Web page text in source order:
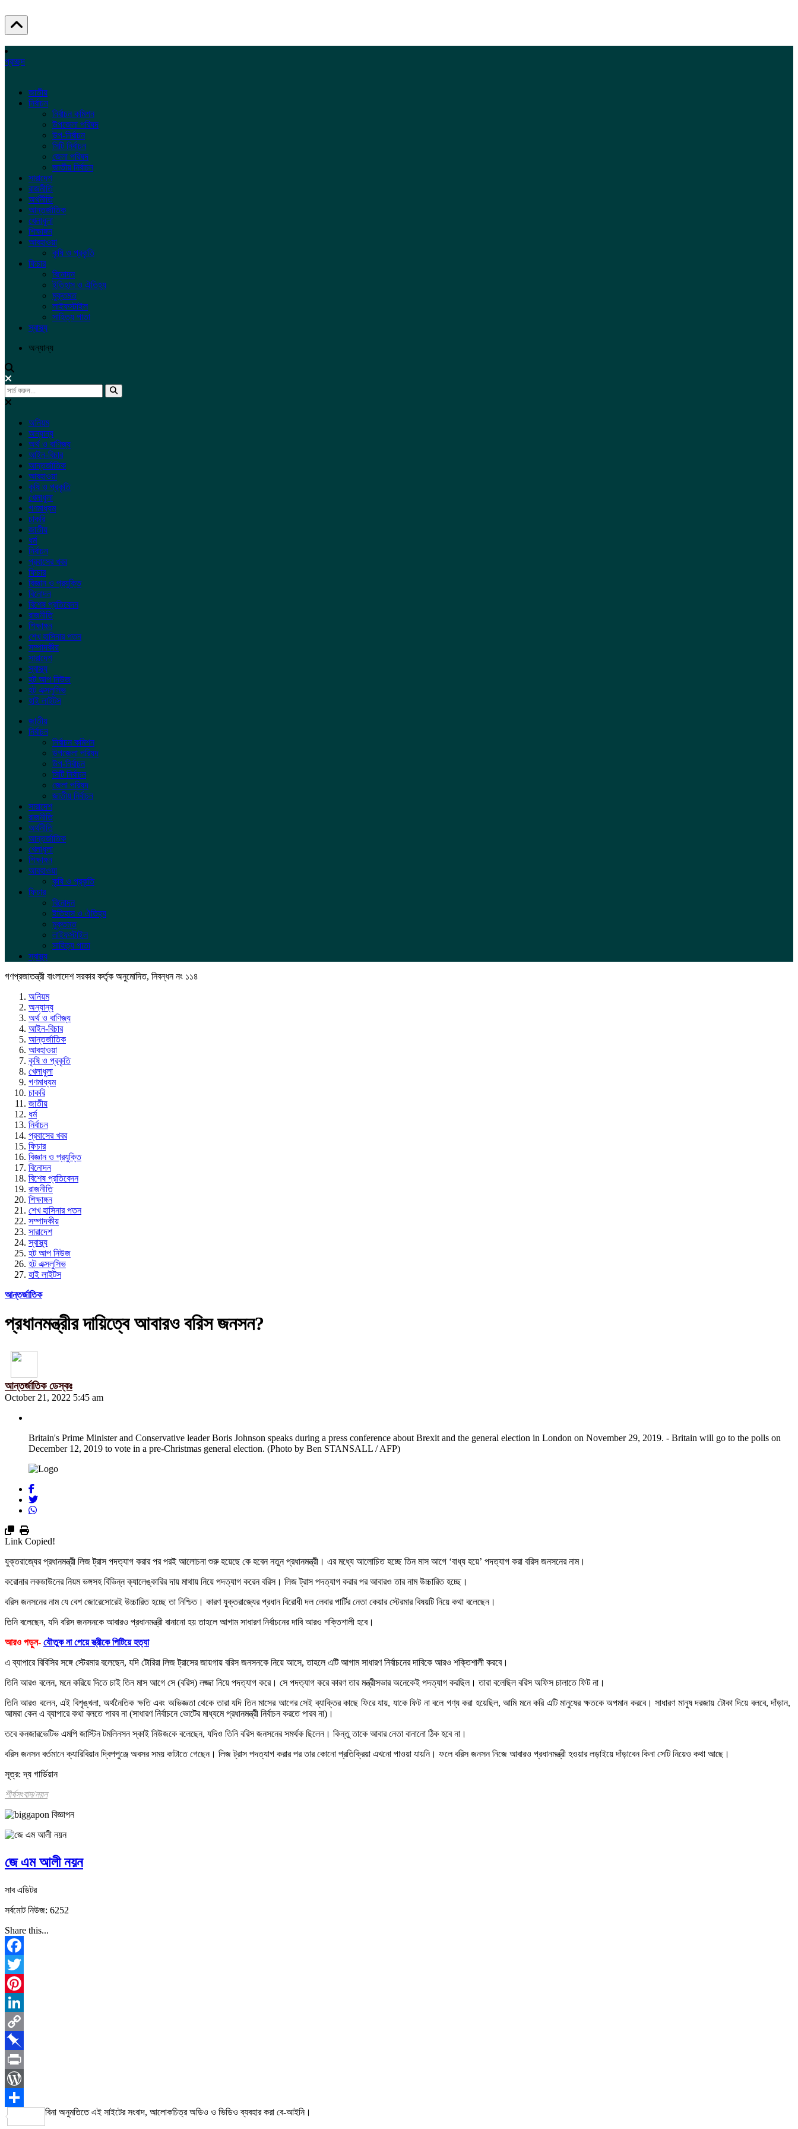
প্রচ্ছদ
জাতীয়
নির্বাচন
নির্বাচন কমিশন
উপজেলা পরিষদ
উপ-নির্বাচন
সিটি নির্বাচন
জেলা পরিষদ
জাতীয় নির্বাচন
সারাদেশ
রাজনীতি
অর্থনীতি
আন্তর্জাতিক
খেলাধুলা
শিক্ষাঙ্গন
আবহাওয়া
কৃষি ও প্রকৃতি
ফিচার
বিনোদন
ইতিহাস ও ঐতিহ্য
মুক্তমত
লাইফস্টাইল
সাহিত্য পাতা
স্বাস্থ্য
অন্যান্য
অনিয়ম
অন্যান্য
অর্থ ও বাণিজ্য
আইন-বিচার
আন্তর্জাতিক
আবহাওয়া
কৃষি ও প্রকৃতি
খেলাধুলা
গণমাধ্যম
চাকরি
জাতীয়
ধর্ম
নির্বাচন
প্রবাসের খবর
ফিচার
বিজ্ঞান ও প্রযুক্তি
বিনোদন
বিশেষ প্রতিবেদন
রাজনীতি
শিক্ষাঙ্গন
শেখ হাসিনার পতন
সম্পাদকীয়
সারাদেশ
স্বাস্থ্য
হট আপ নিউজ
হট এক্সলুসিভ
হাই লাইটস
জাতীয়
নির্বাচন
নির্বাচন কমিশন
উপজেলা পরিষদ
উপ-নির্বাচন
সিটি নির্বাচন
জেলা পরিষদ
জাতীয় নির্বাচন
সারাদেশ
রাজনীতি
অর্থনীতি
আন্তর্জাতিক
খেলাধুলা
শিক্ষাঙ্গন
আবহাওয়া
কৃষি ও প্রকৃতি
ফিচার
বিনোদন
ইতিহাস ও ঐতিহ্য
মুক্তমত
লাইফস্টাইল
সাহিত্য পাতা
স্বাস্থ্য
গণপ্রজাতন্ত্রী বাংলাদেশ সরকার কর্তৃক অনুমোদিত, নিবন্ধন নং ১১৪
অনিয়ম
অন্যান্য
অর্থ ও বাণিজ্য
আইন-বিচার
আন্তর্জাতিক
আবহাওয়া
কৃষি ও প্রকৃতি
খেলাধুলা
গণমাধ্যম
চাকরি
জাতীয়
ধর্ম
নির্বাচন
প্রবাসের খবর
ফিচার
বিজ্ঞান ও প্রযুক্তি
বিনোদন
বিশেষ প্রতিবেদন
রাজনীতি
শিক্ষাঙ্গন
শেখ হাসিনার পতন
সম্পাদকীয়
সারাদেশ
স্বাস্থ্য
হট আপ নিউজ
হট এক্সলুসিভ
হাই লাইটস
আন্তর্জাতিক
প্রধানমন্ত্রীর দায়িত্বে আবারও বরিস জনসন?
আন্তর্জাতিক ডেস্কঃ
October 21, 2022 5:45 am
Britain's Prime Minister and Conservative leader Boris Johnson speaks during a press conference about Brexit and the general election in London on November 29, 2019. - Britain will go to the polls on
December 12, 2019 to vote in a pre-Christmas general election. (Photo by Ben STANSALL / AFP)
Link Copied!
যুক্তরাজ্যের প্রধানমন্ত্রী লিজ ট্রাস পদত্যাগ করার পর পরই আলোচনা শুরু হয়েছে কে হবেন নতুন প্রধানমন্ত্রী। এর মধ্যে আলোচিত হচ্ছে তিন মাস আগে ‘বাধ্য হয়ে’ পদত্যাগ করা বরিস জনসনের নাম।
করোনার লকডাউনের নিয়ম ভঙ্গসহ বিভিন্ন ক্যালেঙ্কারির দায় মাথায় নিয়ে পদত্যাগ করেন বরিস। লিজ ট্রাস পদত্যাগ করার পর আবারও তার নাম উচ্চারিত হচ্ছে।
বরিস জনসনের নাম যে বেশ জোরেসোরেই উচ্চারিত হচ্ছে তা নিশ্চিত। কারণ যুক্তরাজ্যের প্রধান বিরোধী দল লেবার পার্টির নেতা কেয়ার স্টেরমার বিষয়টি নিয়ে কথা বলেছেন।
তিনি বলেছেন, যদি বরিস জনসনকে আবারও প্রধানমন্ত্রী বানানো হয় তাহলে আগাম সাধারণ নির্বাচনের দাবি আরও শক্তিশালী হবে।
আরও পড়ুন- যৌতুক না পেয়ে স্ত্রীকে পিটিয়ে হত্যা
এ ব্যাপারে বিবিসির সঙ্গে স্টেরমার বলেছেন, যদি টোরিরা লিজ ট্রাসের জায়গায় বরিস জনসনকে নিয়ে আসে, তাহলে এটি আগাম সাধারণ নির্বাচনের দাবিকে আরও শক্তিশালী করবে।
তিনি আরও বলেন, মনে করিয়ে দিতে চাই তিন মাস আগে সে (বরিস) লজ্জা নিয়ে পদত্যাগ করে। সে পদত্যাগ করে কারণ তার মন্ত্রীসভার অনেকেই পদত্যাগ করছিল। তারা বলেছিল বরিস অফিস চালাতে ফিট না।
তিনি আরও বলেন, এই বিশৃঙ্খলা, অর্থনৈতিক ক্ষতি এবং অভিজ্ঞতা থেকে তারা যদি তিন মাসের আগের সেই ব্যাক্তির কাছে ফিরে যায়, যাকে ফিট না বলে গণ্য করা হয়েছিল, আমি মনে করি এটি মানুষের ক্ষতকে অপমান করবে। সাধারণ মানুষ দরজায় টোকা দিয়ে বলবে, দাঁড়ান,
আমরা কেন এ ব্যাপারে কথা বলতে পারব না (সাধারণ নির্বাচনে ভোটের মাধ্যমে প্রধানমন্ত্রী নির্বাচন করতে পারব না)।
তবে কনজারভেটিভ এমপি জাস্টিন টমলিনসন স্কাই নিউজকে বলেছেন, যদিও তিনি বরিস জনসনের সমর্থক ছিলেন। কিন্তু তাকে আবার নেতা বানানো ঠিক হবে না।
বরিস জনসন বর্তমানে ক্যারিবিয়ান দ্বিপপুঞ্জে অবসর সময় কাটাতে গেছেন। লিজ ট্রাস পদত্যাগ করার পর তার কোনো প্রতিক্রিয়া এখনো পাওয়া যায়নি। ফলে বরিস জনসন নিজে আবারও প্রধানমন্ত্রী হওয়ার লড়াইয়ে দাঁড়াবেন কিনা সেটি নিয়েও কথা আছে।
সূত্র: দ্য গার্ডিয়ান
শীর্ষসংবাদ/নয়ন
জে এম আলী নয়ন
সাব এডিটর
সর্বমোট নিউজ: 6252
Share this...
Facebook
Twitter
Pinterest
LinkedIn
Copy
Link
Pinboard
Print
WordPress
Share
বিনা অনুমতিতে এই সাইটের সংবাদ, আলোকচিত্র অডিও ও ভিডিও ব্যবহার করা বে-আইনি।